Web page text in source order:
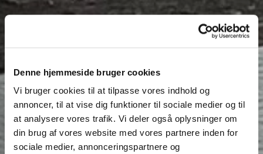
Denne hjemmeside bruger cookies
Vi bruger cookies til at tilpasse vores indhold og
annoncer, til at vise dig funktioner til sociale medier og til
at analysere vores trafik. Vi deler også oplysninger om
din brug af vores website med vores partnere inden for
sociale medier, annonceringspartnere og